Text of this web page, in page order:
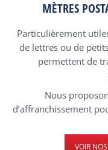
MÈTRES
Particulièrement
de lettres ou de
permettent de
Nous
d’affranchissement
VOIR